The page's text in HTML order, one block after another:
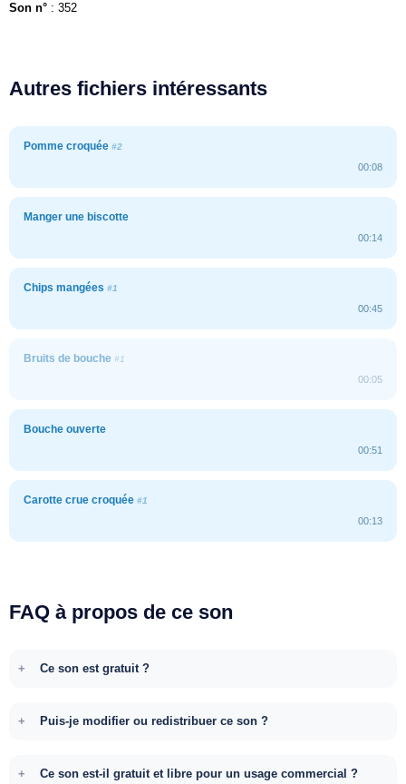
Son n° : 352
Autres fichiers intéressants
Pomme croquée #2
00:08
Manger une biscotte
00:14
Chips mangées #1
00:45
Bruits de bouche #1
00:05
Bouche ouverte
00:51
Carotte crue croquée #1
00:13
FAQ à propos de ce son
Ce son est gratuit ?
Puis-je modifier ou redistribuer ce son ?
Ce son est-il gratuit et libre pour un usage commercial ?